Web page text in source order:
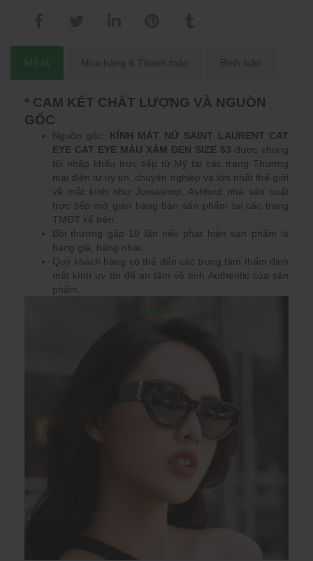
Mô tả Mua hàng & Thanh toán Bình luận
* CAM KẾT CHẤT LƯỢNG VÀ NGUỒN
GỐC
Nguồn gốc: KÍNH MÁT NỮ SAINT LAURENT CAT
EYE CAT EYE MÀU XÁM ĐEN SIZE 53 được chúng
tôi nhập khẩu trực tiếp từ Mỹ tại các trang Thương
mại điện tử uy tín, chuyên nghiệp và lớn nhất thế giới
về mắt kính như Jomashop, Ashford nhà sản xuất
trực tiếp mở gian hàng bán sản phẩm tại các trang
TMĐT kể trên.
Bồi thường gấp 10 lần nếu phát hiện sản phẩm là
hàng giả, hàng nhái.
Quý khách hàng có thể đến các trung tâm thẩm định
mắt kính uy tín để an tâm về tính Authentic của sản
phẩm.